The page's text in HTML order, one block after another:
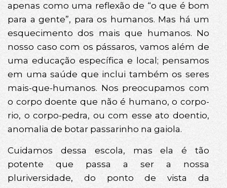
apenas como uma reflexão de “o que é bom
para a gente”, para os humanos. Mas há um
esquecimento dos mais que humanos. No
nosso caso com os pássaros, vamos além de
uma educação específica e local; pensamos
em uma saúde que inclui também os seres
mais-que-humanos. Nos preocupamos com
o corpo doente que não é humano, o corpo-
rio, o corpo-pedra, ou com esse ato doentio,
anomalia de botar passarinho na gaiola.
Cuidamos dessa escola, mas ela é tão
potente que passa a ser a nossa
pluriversidade, do ponto de vista da